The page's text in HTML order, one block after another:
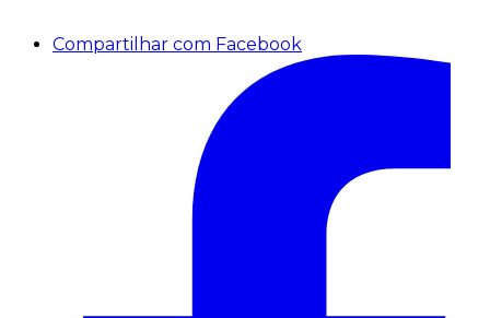
Compartilhar com Facebook